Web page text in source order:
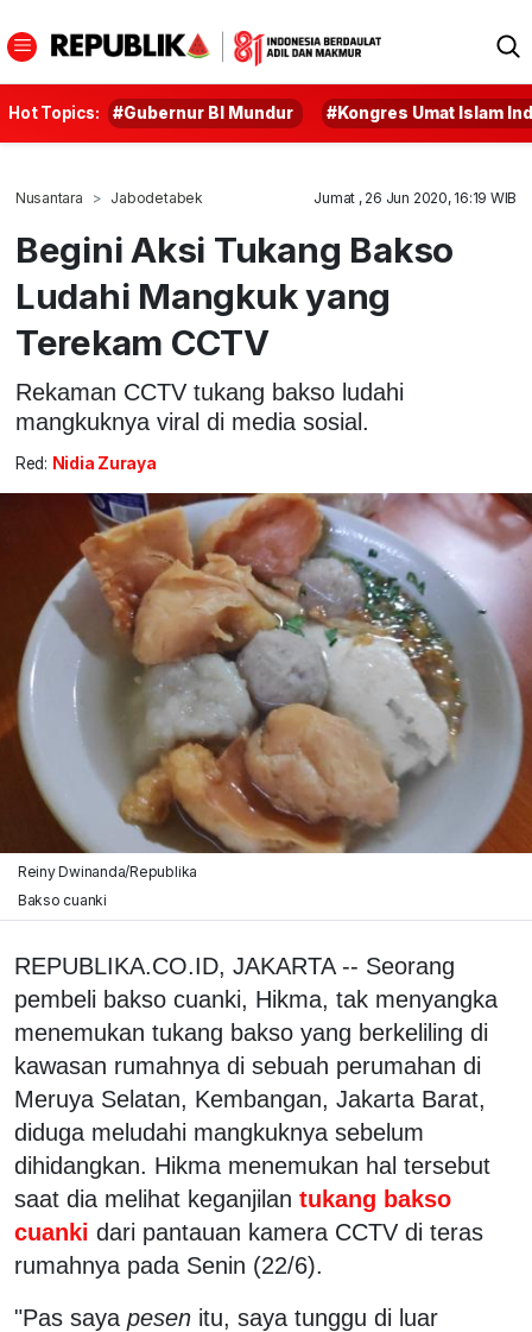
Hot Topics: #Gubernur BI Mundur #Kongres Umat Islam
Nusantara Jabodetabek Jumat , 26 Jun 2020, 16:19 WIB
Begini Aksi Tukang Bakso
Ludahi Mangkuk yang
Terekam CCTV
Rekaman CCTV tukang bakso ludahi
mangkuknya viral di media sosial.
Red: Nidia Zuraya
Reiny Dwinanda/Republika
Bakso cuanki
REPUBLIKA.CO.ID, JAKARTA -- Seorang
pembeli bakso cuanki, Hikma, tak menyangka
menemukan tukang bakso yang berkeliling di
kawasan rumahnya di sebuah perumahan di
Meruya Selatan, Kembangan, Jakarta Barat,
diduga meludahi mangkuknya sebelum
dihidangkan. Hikma menemukan hal tersebut
saat dia melihat keganjilan tukang bakso
cuanki dari pantauan kamera CCTV di teras
rumahnya pada Senin (22/6).
"Pas saya pesen itu, saya tunggu di luar